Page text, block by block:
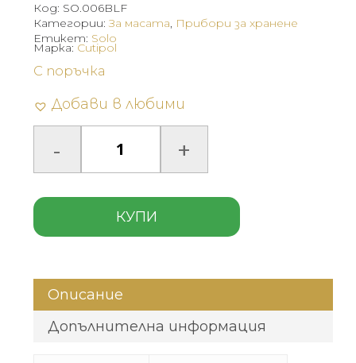
Код: SO.006BLF
Категории:За масата, Прибори за хранене
Етикет: Solo
С поръчка
Добави в любими
КУПИ
Марка: Cutipol
Описание
Допълнителна информация